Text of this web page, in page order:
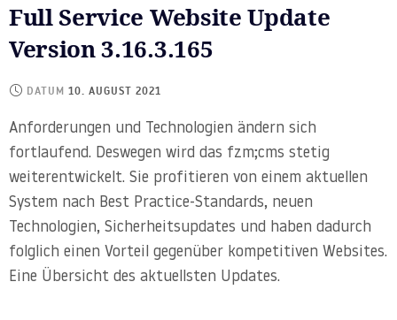
Full Service Website Update
Version 3.16.3.165
DATUM 10. AUGUST 2021
Anforderungen und Technologien ändern sich
fortlaufend. Deswegen wird das fzm;cms stetig
weiterentwickelt. Sie profitieren von einem aktuellen
System nach Best Practice-Standards, neuen
Technologien, Sicherheitsupdates und haben dadurch
folglich einen Vorteil gegenüber kompetitiven Websites.
Eine Übersicht des aktuellsten Updates.